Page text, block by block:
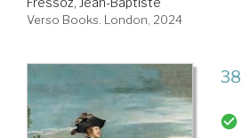
Verso Books. London, 2024